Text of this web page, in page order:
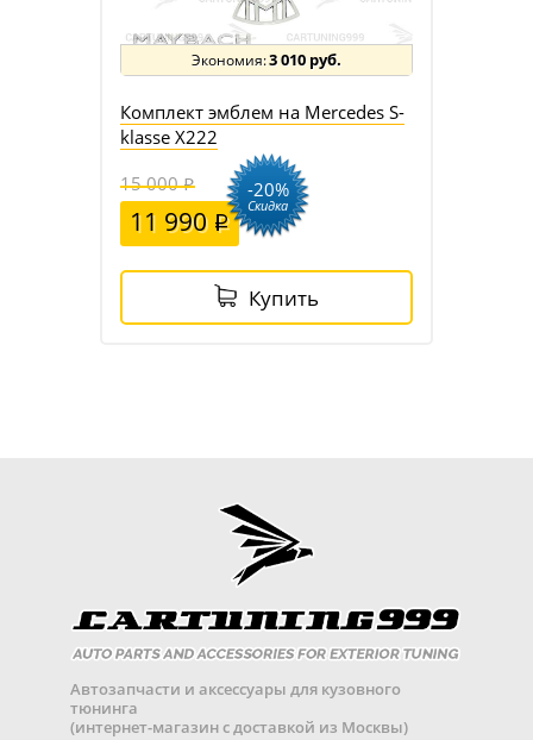
3 010 руб.
Комплект эмблем на Mercedes S-
klasse X222
15 000
11 990
-20%
Скидка
Купить
Автозапчасти и аксессуары для кузовного
тюнинга
(интернет-магазин с доставкой из Москвы)